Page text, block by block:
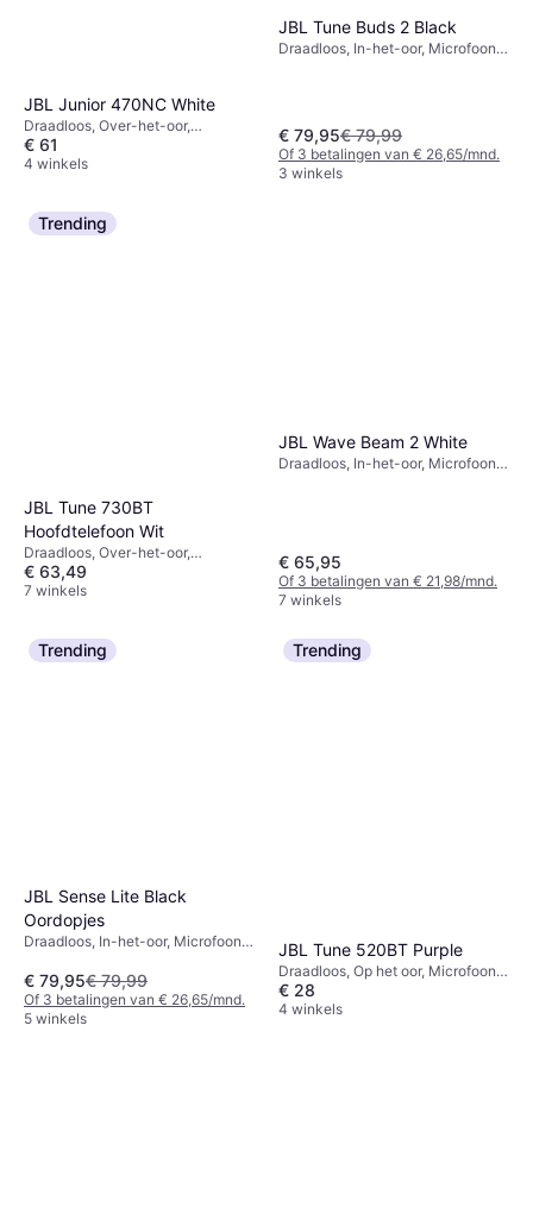
JBL Junior 470NC White
Draadloos, Over-het-oor,
Microfoon, Actieve
ruisonderdrukking, Bluetooth
€ 61
4 winkels
JBL Tune Buds 2 Black
Draadloos, In-het-oor, Microfoon,
€ 79,95€ 79,99
Of 3 betalingen van € 26,65/mnd.
3 winkels
Trending
JBL Tune 730BT
Hoofdtelefoon Wit
Draadloos, Over-het-oor,
Bluetooth
€ 63,49
7 winkels
JBL Wave Beam 2 White
Draadloos, In-het-oor, Microfoon,
€ 65,95
Of 3 betalingen van € 21,98/mnd.
7 winkels
Trending
JBL Sense Lite Black
Oordopjes
Draadloos, In-het-oor, Microfoon,
€ 79,95€ 79,99
Of 3 betalingen van € 26,65/mnd.
5 winkels
Trending
JBL Tune 520BT Purple
Draadloos, Op het oor, Microfoon,
Bluetooth
€ 28
4 winkels